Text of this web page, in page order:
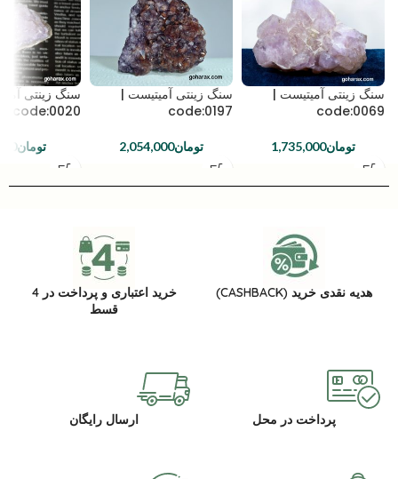
سنگ زینتی آمیتیست |
code:0069
تومان1,735,000
سنگ زینتی آمیتیست |
code:0197
تومان2,054,000
سنگ زینتی
code:0020
تومان
هدیه نقدی خرید (CASHBACK)
خرید اعتباری و پرداخت در 4
قسط
پرداخت در محل ارسال رایگان